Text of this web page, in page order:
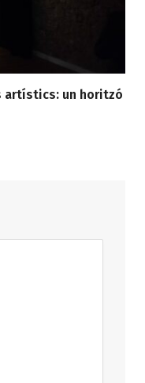
artístics: un horitzó